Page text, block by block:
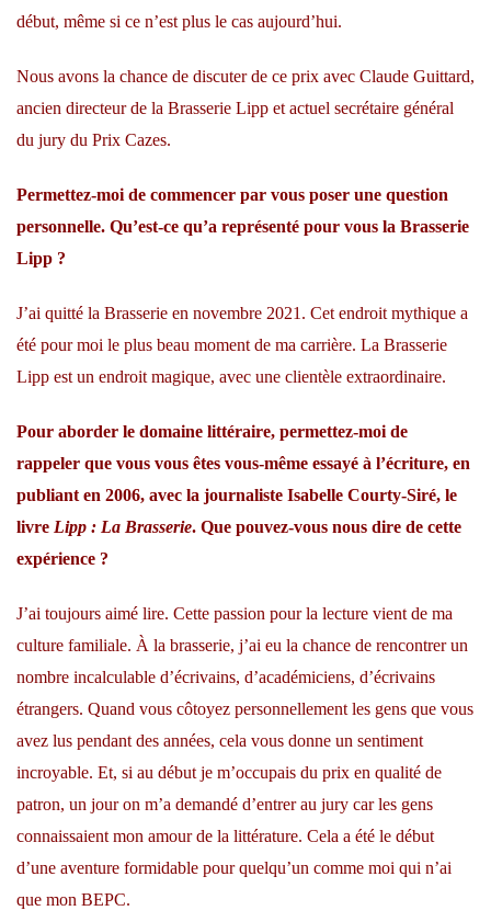
début, même si ce n’est plus le cas aujourd’hui.
Nous avons la chance de discuter de ce prix avec Claude Guittard,
ancien directeur de la Brasserie Lipp et actuel secrétaire général
du jury du Prix Cazes.
Permettez-moi de commencer par vous poser une question
personnelle. Qu’est-ce qu’a représenté pour vous la Brasserie
Lipp ?
J’ai quitté la Brasserie en novembre 2021. Cet endroit mythique a
été pour moi le plus beau moment de ma carrière. La Brasserie
Lipp est un endroit magique, avec une clientèle extraordinaire.
Pour aborder le domaine littéraire, permettez-moi de
rappeler que vous vous êtes vous-même essayé à l’écriture, en
publiant en 2006, avec la journaliste Isabelle Courty-Siré, le
livre Lipp : La Brasserie. Que pouvez-vous nous dire de cette
expérience ?
J’ai toujours aimé lire. Cette passion pour la lecture vient de ma
culture familiale. À la brasserie, j’ai eu la chance de rencontrer un
nombre incalculable d’écrivains, d’académiciens, d’écrivains
étrangers. Quand vous côtoyez personnellement les gens que vous
avez lus pendant des années, cela vous donne un sentiment
incroyable. Et, si au début je m’occupais du prix en qualité de
patron, un jour on m’a demandé d’entrer au jury car les gens
connaissaient mon amour de la littérature. Cela a été le début
d’une aventure formidable pour quelqu’un comme moi qui n’ai
que mon BEPC.